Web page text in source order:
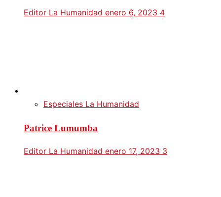
Editor La Humanidad enero 6, 2023 4
Especiales La Humanidad
Patrice Lumumba
Editor La Humanidad enero 17, 2023 3